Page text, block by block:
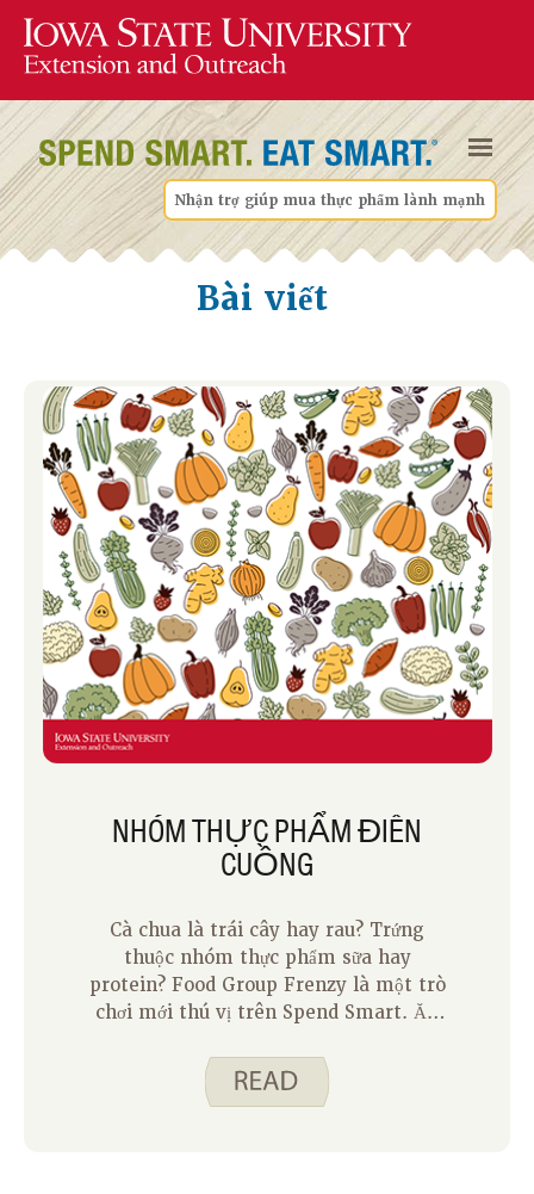
Nhận trợ giúp mua thực phẩm lành mạnh
Bài viết
NHÓM THỰC PHẨM ĐIÊN
CUỒNG
Cà chua là trái cây hay rau? Trứng
thuộc nhóm thực phẩm sữa hay
protein? Food Group Frenzy là một trò
chơi mới thú vị trên Spend Smart. Ăn
kiến thức của bạn về các nhóm thực
phẩm. Mục tiêu của trò chơi là đặt các